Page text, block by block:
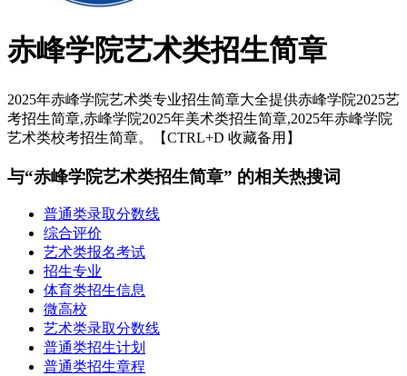
赤峰学院艺术类招生简章
2025年赤峰学院艺术类专业招生简章大全提供赤峰学院2025艺
考招生简章,赤峰学院2025年美术类招生简章,2025年赤峰学院
艺术类校考招生简章。【CTRL+D 收藏备用】
与“赤峰学院艺术类招生简章” 的相关热搜词
普通类录取分数线
综合评价
艺术类报名考试
招生专业
体育类招生信息
微高校
艺术类录取分数线
普通类招生计划
普通类招生章程